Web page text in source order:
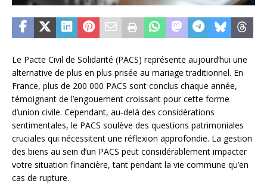
Le Pacte Civil de Solidarité (PACS) représente aujourd’hui une
alternative de plus en plus prisée au mariage traditionnel. En
France, plus de 200 000 PACS sont conclus chaque année,
témoignant de l’engouement croissant pour cette forme
d’union civile. Cependant, au-delà des considérations
sentimentales, le PACS soulève des questions patrimoniales
cruciales qui nécessitent une réflexion approfondie. La gestion
des biens au sein d’un PACS peut considérablement impacter
votre situation financière, tant pendant la vie commune qu’en
cas de rupture.